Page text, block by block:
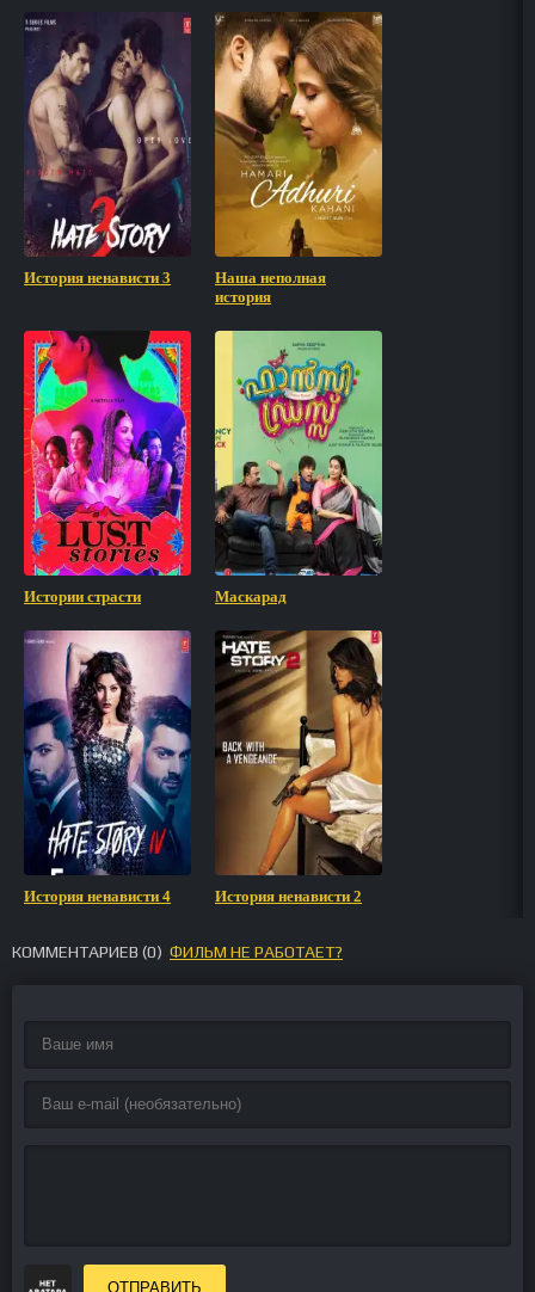
История ненависти 3
Наша неполная
история
Истории страсти Маскарад
История ненависти 4 История ненависти 2
КОММЕНТАРИЕВ (0) ФИЛЬМ НЕ РАБОТАЕТ?
ОТПРАВИТЬ